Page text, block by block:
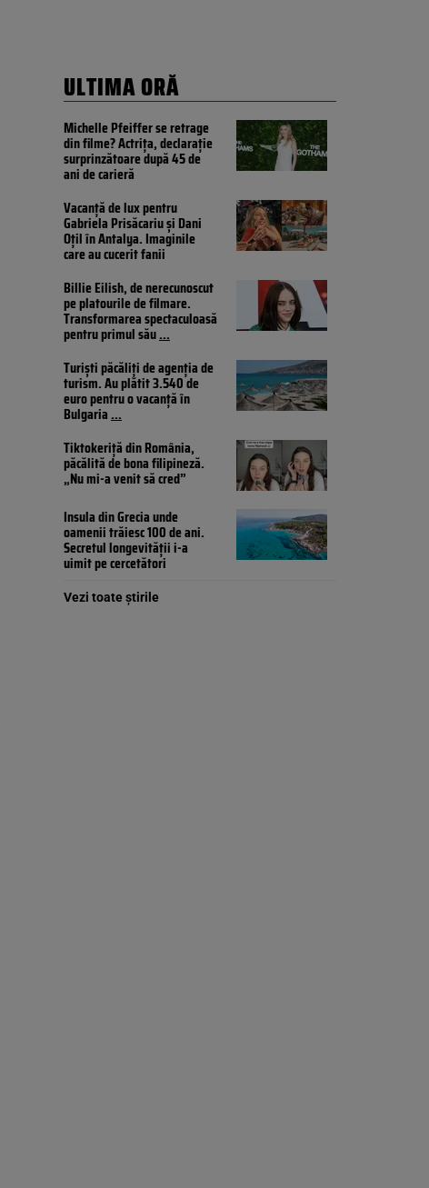
ULTIMA ORĂ
Michelle Pfeiffer se retrage
din filme? Actrița, declarație
surprinzătoare după 45 de
ani de carieră
Vacanță de lux pentru
Gabriela Prisăcariu și Dani
Oțil în Antalya. Imaginile
care au cucerit fanii
Billie Eilish, de nerecunoscut
pe platourile de filmare.
Transformarea spectaculoasă
pentru primul său...
Turiști păcăliți de agenția de
turism. Au plătit 3.540 de
euro pentru o vacanță în
Bulgaria...
Tiktokeriță din România,
păcălită de bona filipineză.
„Nu mi-a venit să cred”
Insula din Grecia unde
oamenii trăiesc 100 de ani.
Secretul longevității i-a
uimit pe cercetători
Vezi toate știrile